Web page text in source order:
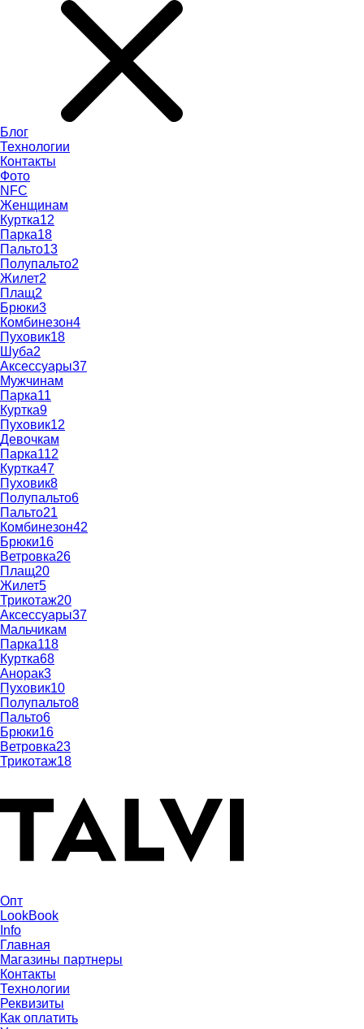
Блог
Технологии
Контакты
Фото
NFC
Женщинам
Куртка12
Парка18
Пальто13
Полупальто2
Жилет2
Плащ2
Брюки3
Комбинезон4
Пуховик18
Шуба2
Аксессуары37
Мужчинам
Парка11
Куртка9
Пуховик12
Девочкам
Парка112
Куртка47
Пуховик8
Полупальто6
Пальто21
Комбинезон42
Брюки16
Ветровка26
Плащ20
Жилет5
Трикотаж20
Аксессуары37
Мальчикам
Парка118
Куртка68
Анорак3
Пуховик10
Полупальто8
Пальто6
Брюки16
Ветровка23
Трикотаж18
Опт
LookBook
Info
Главная
Магазины партнеры
Контакты
Технологии
Реквизиты
Как оплатить